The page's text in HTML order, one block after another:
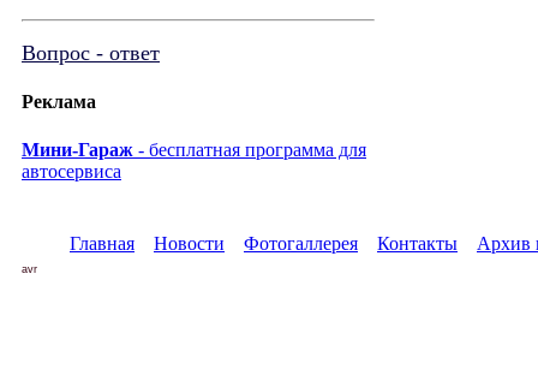
Вопрос - ответ
Реклама
Мини-Гараж - бесплатная программа для
автосервиса
avr
Главная Новости Фотогаллерея Контакты Архив